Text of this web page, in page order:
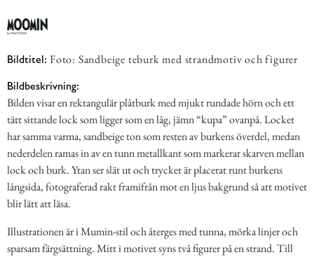
Bildtitel: Foto: Sandbeige teburk med strandmotiv och figurer
Bildbeskrivning:
Bilden visar en rektangulär plåtburk med mjukt rundade hörn och ett
tätt sittande lock som ligger som en låg, jämn “kupa” ovanpå. Locket
har samma varma, sandbeige ton som resten av burkens överdel, medan
nederdelen ramas in av en tunn metallkant som markerar skarven mellan
lock och burk. Ytan ser slät ut och trycket är placerat runt burkens
långsida, fotograferad rakt framifrån mot en ljus bakgrund så att motivet
blir lätt att läsa.
Illustrationen är i Mumin-stil och återges med tunna, mörka linjer och
sparsam färgsättning. Mitt i motivet syns två figurer på en strand. Till